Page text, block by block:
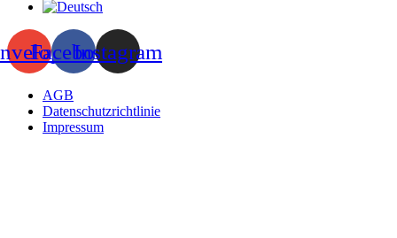
FacebookInstagram
AGB
Datenschutzrichtlinie
Impressum